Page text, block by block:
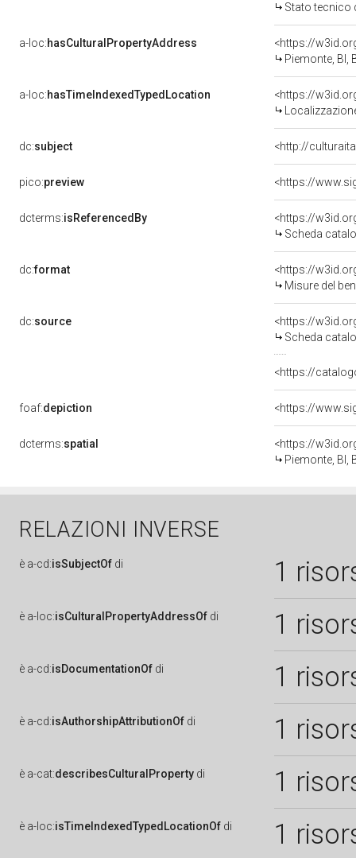
Stato tecnico
a-loc:hasCulturalPropertyAddress
<https://
Piemonte, BI,
a-loc:hasTimeIndexedTypedLocation
<https://
dc:subject <http://
pico:preview <https://
dcterms:isReferencedBy
<https://
Scheda
dc:format
<https://
Misure del
dc:source
<https://
Scheda
<https://
foaf:depiction <https://
dcterms:spatial
<https://
Piemonte, BI,
RELAZIONI INVERSE
è a-cd:isSubjectOf di 1
è a-loc:isCulturalPropertyAddressOf di 1
è a-cd:isDocumentationOf di 1
è a-cd:isAuthorshipAttributionOf di 1
è a-cat:describesCulturalProperty di 1
è a-loc:isTimeIndexedTypedLocationOf di 1